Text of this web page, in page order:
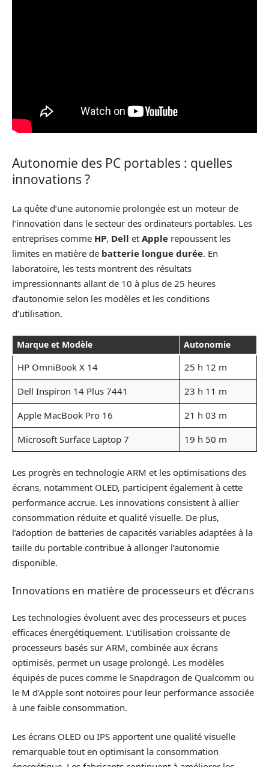
Autonomie des PC portables : quelles
innovations ?
La quête d’une autonomie prolongée est un moteur de
l’innovation dans le secteur des ordinateurs portables. Les
entreprises comme HP, Dell et Apple repoussent les
limites en matière de batterie longue durée. En
laboratoire, les tests montrent des résultats
impressionnants allant de 10 à plus de 25 heures
d’autonomie selon les modèles et les conditions
d’utilisation.
Marque et Modèle Autonomie
HP OmniBook X 14
25 h 12 m
Dell Inspiron 14 Plus 7441
23 h 11 m
Apple MacBook Pro 16
21 h 03 m
Microsoft Surface Laptop 7
19 h 50 m
Les progrès en technologie ARM et les optimisations des
écrans, notamment OLED, participent également à cette
performance accrue. Les innovations consistent à allier
consommation réduite et qualité visuelle. De plus,
l’adoption de batteries de capacités variables adaptées à la
taille du portable contribue à allonger l’autonomie
disponible.
Innovations en matière de processeurs et d’écrans
Les technologies évoluent avec des processeurs et puces
efficaces énergétiquement. L’utilisation croissante de
processeurs basés sur ARM, combinée aux écrans
optimisés, permet un usage prolongé. Les modèles
équipés de puces comme le Snapdragon de Qualcomm ou
le M d’Apple sont notoires pour leur performance associée
à une faible consommation.
Les écrans OLED ou IPS apportent une qualité visuelle
remarquable tout en optimisant la consommation